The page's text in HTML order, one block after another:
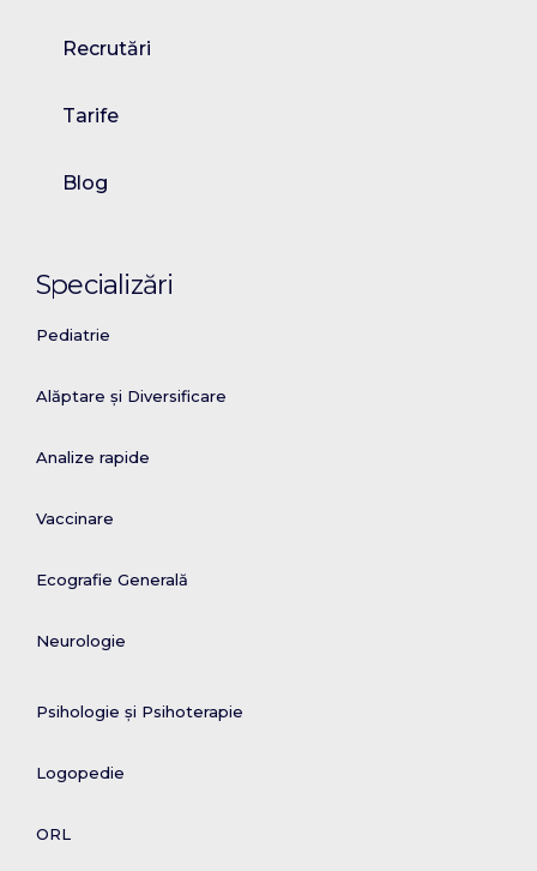
Recrutări
Tarife
Blog
Specializări
Pediatrie
Alăptare și Diversificare
Analize rapide
Vaccinare
Ecografie Generală
Neurologie
Psihologie și Psihoterapie
Logopedie
ORL